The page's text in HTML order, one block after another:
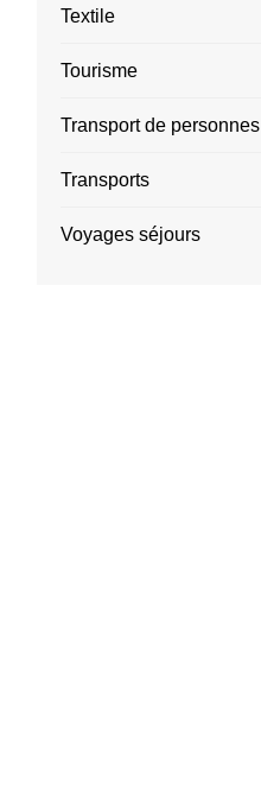
Textile
Tourisme
Transport de personnes
Transports
Voyages séjours